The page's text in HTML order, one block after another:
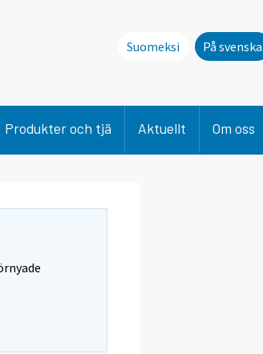
Suomeksi På svenska
Produkter och tjä Aktuellt Om oss